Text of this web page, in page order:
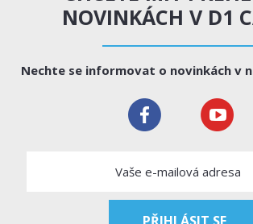
NOVINKÁCH V D1
Nechte se informovat o novinkách v